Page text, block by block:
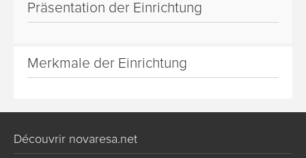
Präsentation der Einrichtung
Merkmale der Einrichtung
Découvrir novaresa.net